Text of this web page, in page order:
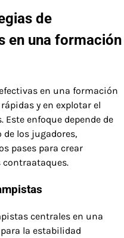
de
en una formación
en una formación
y en explotar el
enfoque depende de
los jugadores,
pases para crear
contraataques.
centrales en una
la estabilidad